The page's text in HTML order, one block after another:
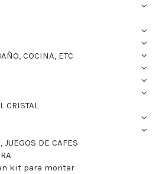
COCINA, ETC
CRISTAL
JUEGOS DE CAFES
kit para montar